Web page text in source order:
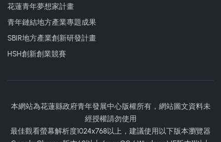
花蓮青年夢想家計畫
青年鏈結地方產業專題成果
SBIR地方產業創新研發計畫
HSH創新創業競賽
本網站為花蓮縣政府青年發展中心版權所有，網站圖文資料未
經授權請勿使用
最佳觀看螢幕解析度1024x768以上，建議使用以下版本瀏覽器